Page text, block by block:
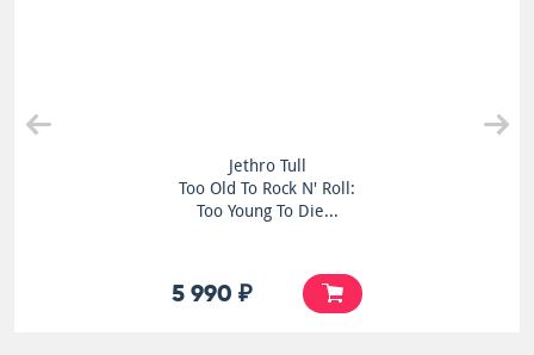
Jethro Tull
Too Old To Rock N' Roll:
Too Young To Die...
5 990 ₽